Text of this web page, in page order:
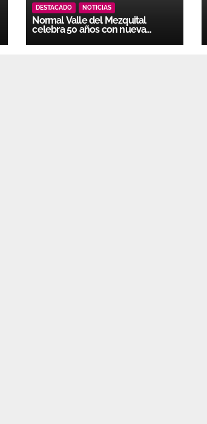
DESTACADO NOTICIAS
Normal Valle del Mezquital
celebra 50 años con nueva